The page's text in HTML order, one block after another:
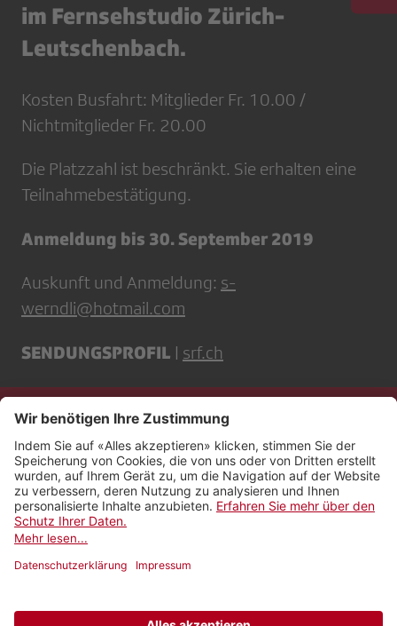
im Fernsehstudio Zürich-
Leutschenbach.
Kosten Busfahrt: Mitglieder Fr. 10.00 /
Nichtmitglieder Fr. 20.00
Die Platzzahl ist beschränkt. Sie erhalten eine
Teilnahmebestätigung.
Anmeldung bis 30. September 2019
Auskunft und Anmeldung: s-
werndli@hotmail.com
SENDUNGSPROFIL | srf.ch
Kontakt
Impressum
Rechtliches
Netiquette